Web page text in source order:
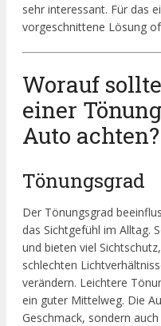
sehr interessant. Für das
vorgeschnittene Lösung
Worauf
einer
Auto achten?
Tönungsgrad
Der Tönungsgrad
das Sichtgefühl im Alltag.
und bieten viel
schlechten
verändern. Leichtere
ein guter Mittelweg. Die
Geschmack, sondern